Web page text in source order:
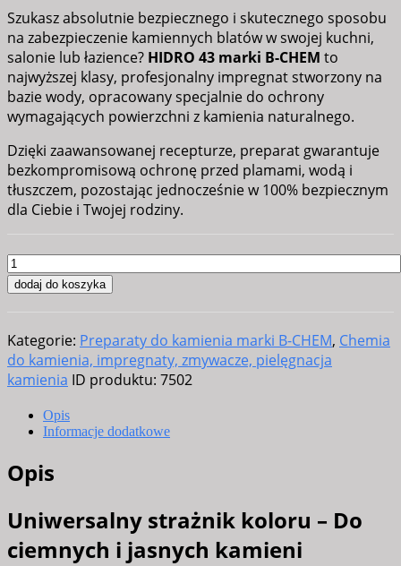
Szukasz absolutnie bezpiecznego i skutecznego sposobu
na zabezpieczenie kamiennych blatów w swojej kuchni,
salonie lub łazience? HIDRO 43 marki B-CHEM to
najwyższej klasy, profesjonalny impregnat stworzony na
bazie wody, opracowany specjalnie do ochrony
wymagających powierzchni z kamienia naturalnego.
Dzięki zaawansowanej recepturze, preparat gwarantuje
bezkompromisową ochronę przed plamami, wodą i
tłuszczem, pozostając jednocześnie w 100% bezpiecznym
dla Ciebie i Twojej rodziny.
ilość
IMPREGNAT
HIDRO
EKOLOGICZNY
ATEST
Koktaktu
Żywnością
dodaj do koszyka
Kategorie: Preparaty do kamienia marki B-CHEM, Chemia
do kamienia, impregnaty, zmywacze, pielęgnacja
kamienia ID produktu: 7502
Opis
Informacje dodatkowe
Opis
Uniwersalny strażnik koloru – Do
ciemnych i jasnych kamieni